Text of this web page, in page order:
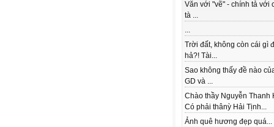
Văn với "vẽ" - chính tả với
tà ...
...
Trời đất, không còn cái gì
hả?! Tài...
Sao không thấy đề nào
GD và ...
Chào thầy Nguyễn Thanh
Có phải thânỳ Hải Tịnh...
Ảnh quê hương đẹp quá...